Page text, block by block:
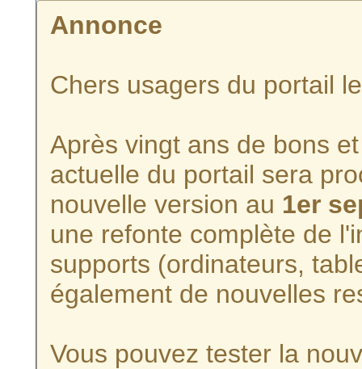
Annonce
Chers usagers du portail
Après vingt ans de bons
actuelle du portail sera
nouvelle version au 1er
une refonte complète de
supports (ordinateurs,
également de nouvelles
Vous pouvez tester la